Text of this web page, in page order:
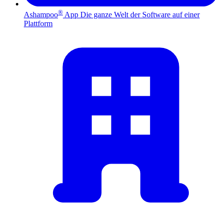
Ashampoo® App Die ganze Welt der Software auf einer
Plattform